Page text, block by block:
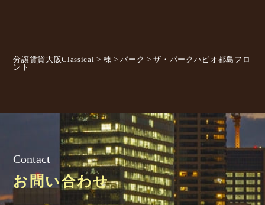
分譲賃貸大阪Classical > 棟 >パーク >ザ・パークハビオ都島フロ
ント
Contact
お問い合わせ